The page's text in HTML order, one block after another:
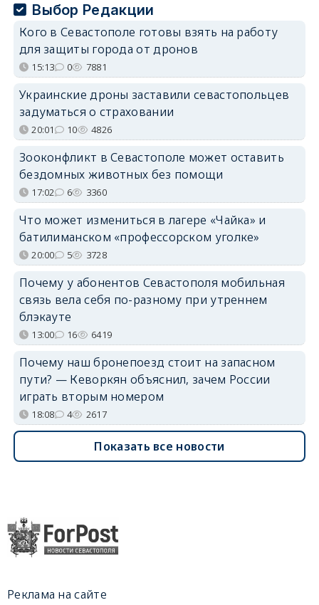
Выбор Редакции
Кого в Севастополе готовы взять на работу
для защиты города от дронов
15:13 0 7881
Украинские дроны заставили севастопольцев
задуматься о страховании
20:01 10 4826
Зооконфликт в Севастополе может оставить
бездомных животных без помощи
17:02 6 3360
Что может измениться в лагере «Чайка» и
батилиманском «профессорском уголке»
20:00 5 3728
Почему у абонентов Севастополя мобильная
связь вела себя по-разному при утреннем
блэкауте
13:00 16 6419
Почему наш бронепоезд стоит на запасном
пути? — Кеворкян объяснил, зачем России
играть вторым номером
18:08 4 2617
Показать все новости
Реклама на сайте